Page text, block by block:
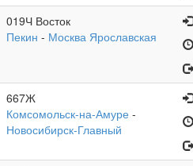
019Ч Восток
Пекин - Москва Ярославская
667Ж
Комсомольск-на-Амуре -
Новосибирск-Главный